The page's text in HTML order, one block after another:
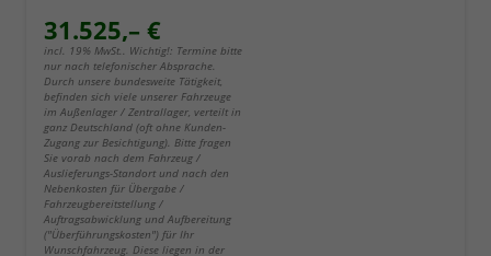
31.525,– €
incl. 19% MwSt.. Wichtig!: Termine bitte
nur nach telefonischer Absprache.
Durch unsere bundesweite Tätigkeit,
befinden sich viele unserer Fahrzeuge
im Außenlager / Zentrallager, verteilt in
ganz Deutschland (oft ohne Kunden-
Zugang zur Besichtigung). Bitte fragen
Sie vorab nach dem Fahrzeug /
Auslieferungs-Standort und nach den
Nebenkosten für Übergabe /
Fahrzeugbereitstellung /
Auftragsabwicklung und Aufbereitung
("Überführungskosten") für Ihr
Wunschfahrzeug. Diese liegen in der